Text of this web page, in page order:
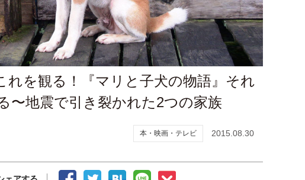
れを観る！『マリと子犬の物語』それ
〜地震で引き裂かれた2つの家族
本・映画・テレビ 2015.08.30